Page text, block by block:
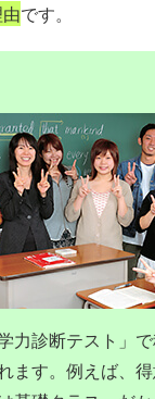
です。
力診断テスト」
ます。例えば、